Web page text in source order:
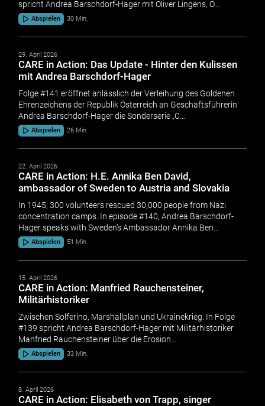
spricht Andrea Barschdorf-Hager mit Oliver Lingens, O…
Abspielen 30 Min.
29. April 2026
CARE in Action: Das Update - Hinter den Kulissen
mit Andrea Barschdorf-Hager
Folge #141 eröffnet anlässlich der Verleihung des Goldenen
Ehrenzeichens der Republik Österreich an Geschäftsführerin
Andrea Barschdorf-Hager die Sonderserie „C…
Abspielen 26 Min.
22. April 2026
CARE in Action: H.E. Annika Ben David,
ambassador of Sweden to Austria and Slovakia
In 1945, 300 volunteers rescued 30,000 people from Nazi
concentration camps. In episode #140, Andrea Barschdorf-
Hager speaks with Sweden’s Ambassador Annika Ben…
Abspielen 51 Min.
15. April 2026
CARE in Action: Manfried Rauchensteiner,
Militärhistoriker
Zwischen Solferino, Marshallplan und Ukrainekrieg. In Folge
#139 spricht Andrea Barschdorf-Hager mit Militärhistoriker
Manfried Rauchensteiner über die Erosion…
Abspielen 33 Min.
8. April 2026
CARE in Action: Elisabeth von Trapp, singer